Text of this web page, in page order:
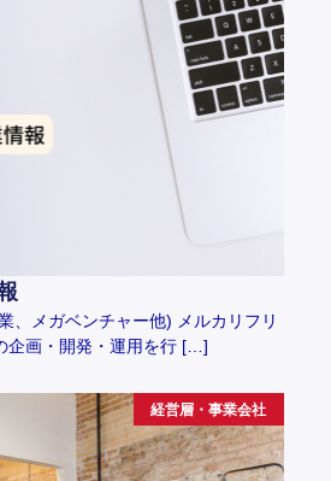
、メガベンチャー他) メルカリフリ
企画・開発・運用を行 […]
経営層・事業会社